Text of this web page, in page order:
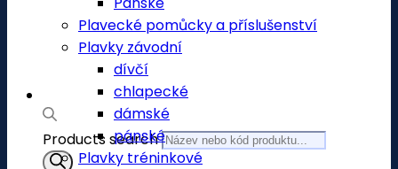
Products search
Plavecké pomůcky a příslušenství
Plavky závodní
dívčí
chlapecké
dámské
pánské
Plavky tréninkové